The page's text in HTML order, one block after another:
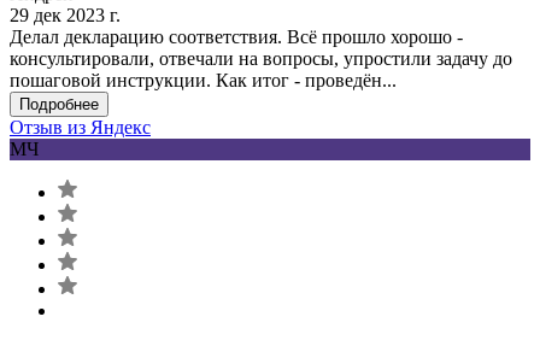
29 дек 2023 г.
Делал декларацию соответствия. Всё прошло хорошо -
консультировали, отвечали на вопросы, упростили задачу до
пошаговой инструкции. Как итог - проведён...
Подробнее
Отзыв из Яндекс
МЧ